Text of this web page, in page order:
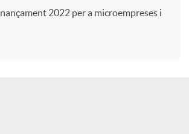
2022 per a microempreses i